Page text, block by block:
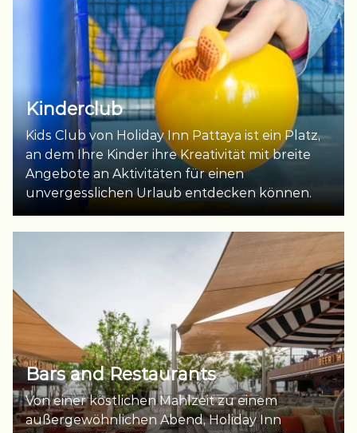
Kinderclub
Kids Club von Holiday Inn Pattaya ist ein Platz,
an dem Ihre Kinder ihre Kreativität mit breite
Angebote an Aktivitäten für einen
unvergesslichen Urlaub entdecken können.
Bars and Restaurants
Von einer köstlichen Mahlzeit zu einem
außergewöhnlichen Abend, Holiday Inn